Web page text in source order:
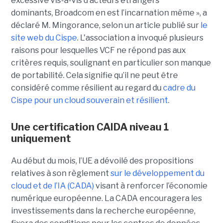
dominants, Broadcom en est l’incarnation même », a
déclaré M. Mingorance, selon un article publié sur le
site web du Cispe. L'association a invoqué plusieurs
raisons pour lesquelles VCF ne répond pas aux
critères requis, soulignant en particulier son manque
de portabilité. Cela signifie qu’il ne peut être
considéré comme résilient au regard du cadre du
Cispe pour un cloud souverain et résilient.
Une certification CAIDA niveau 1
uniquement
Au début du mois, l’UE a dévoilé des propositions
relatives à son règlement sur le développement du
cloud et de l’IA (CADA) visant à renforcer l’économie
numérique européenne. La CADA encouragera les
investissements dans la recherche européenne,